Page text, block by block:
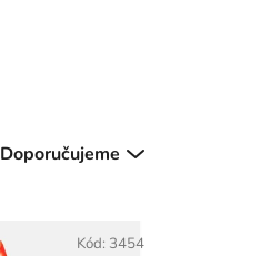
Doporučujeme
Kód: 3454